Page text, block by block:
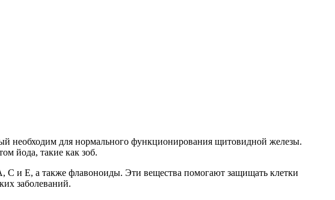
необходим для нормального функционирования щитовидной железы.
йода, такие как зоб.
C и E, а также флавоноиды. Эти вещества помогают защищать клетки
заболеваний.